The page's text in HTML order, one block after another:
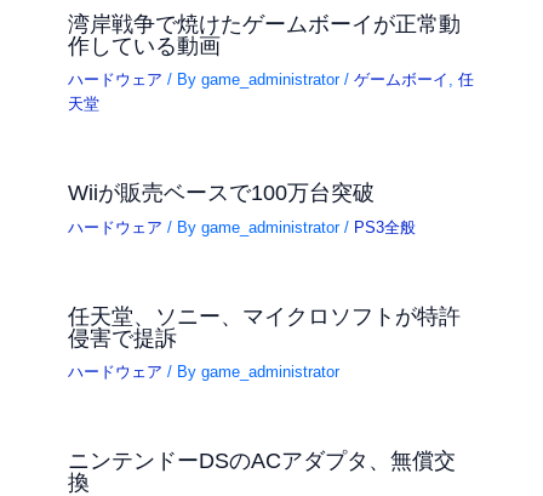
湾岸戦争で焼けたゲームボーイが正常動
作している動画
ハードウェア / Bygame_administrator/ゲームボーイ ,任
天堂
Wiiが販売ベースで100万台突破
ハードウェア / Bygame_administrator/ PS3全般
任天堂、ソニー、マイクロソフトが特許
侵害で提訴
ハードウェア / Bygame_administrator
ニンテンドーDSのACアダプタ、無償交
換